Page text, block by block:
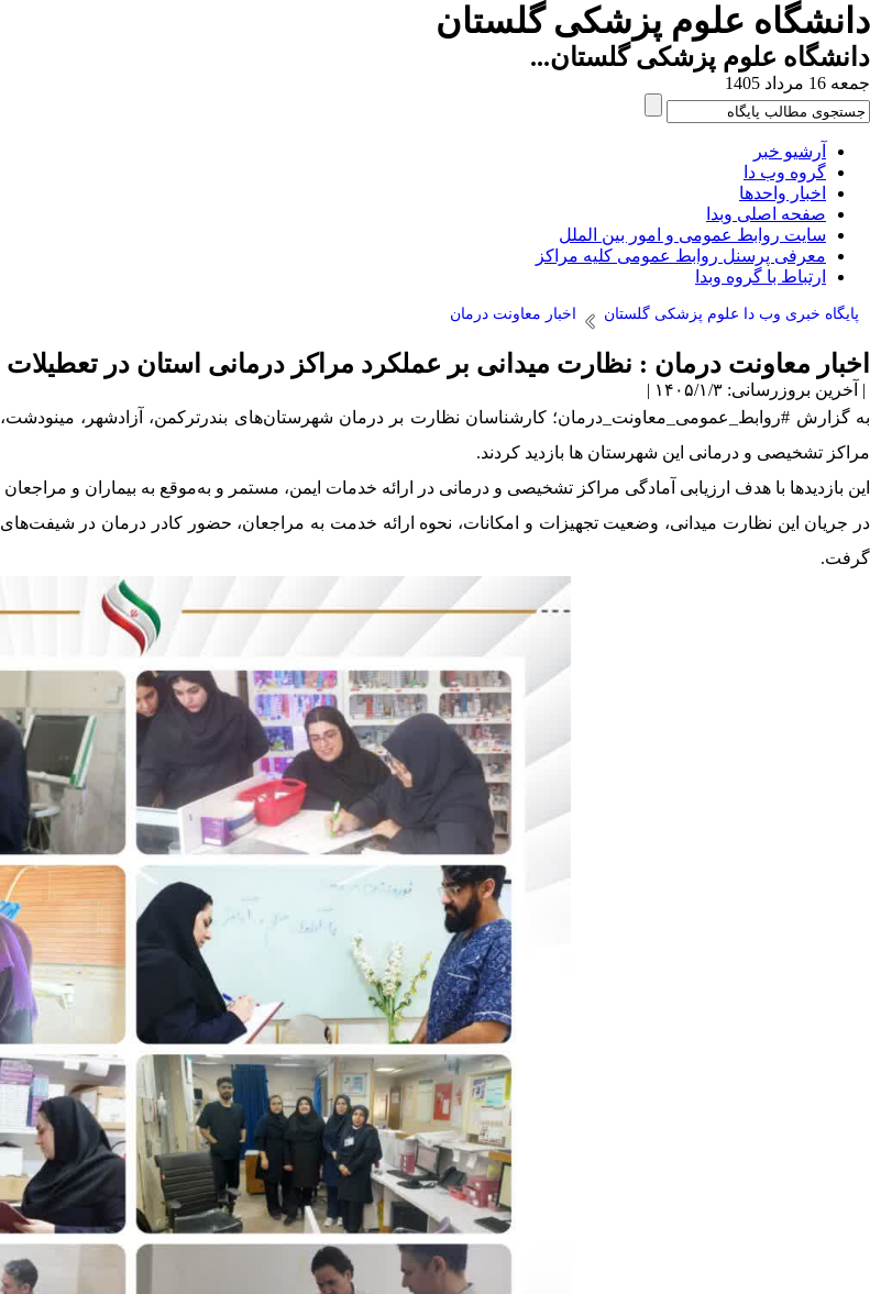
دانشگاه علوم پزشکی گلستان
دانشگاه علوم پزشکی گلستان...
جمعه 16 مرداد 1405
آرشیو خبر
گروه وب دا
اخبار واحدها
صفحه اصلی وبدا
سایت روابط عمومی و امور بین الملل
معرفی پرسنل روابط عمومی کلیه مراکز
ارتباط با گروه وبدا
پایگاه خبری وب دا علوم پزشکی گلستان اخبار معاونت درمان
اخبار معاونت درمان : نظارت میدانی بر عملکرد مراکز درمانی استان در تعطیلات
| آخرین بروزرسانی: ۱۴۰۵/۱/۳ |
به گزارش #روابط_عمومی_معاونت_درمان؛ کارشناسان نظارت بر درمان شهرستان‌های بندرترکمن، آزادشهر،
مراکز تشخیصی و درمانی این شهرستان ها بازدید کردند.
این بازدیدها با هدف ارزیابی آمادگی مراکز تشخیصی و درمانی در ارائه خدمات ایمن، مستمر و به‌موقع به بیماران و
در جریان این نظارت میدانی، وضعیت تجهیزات و امکانات، نحوه ارائه خدمت به مراجعان، حضور کادر درمان در
گرفت.